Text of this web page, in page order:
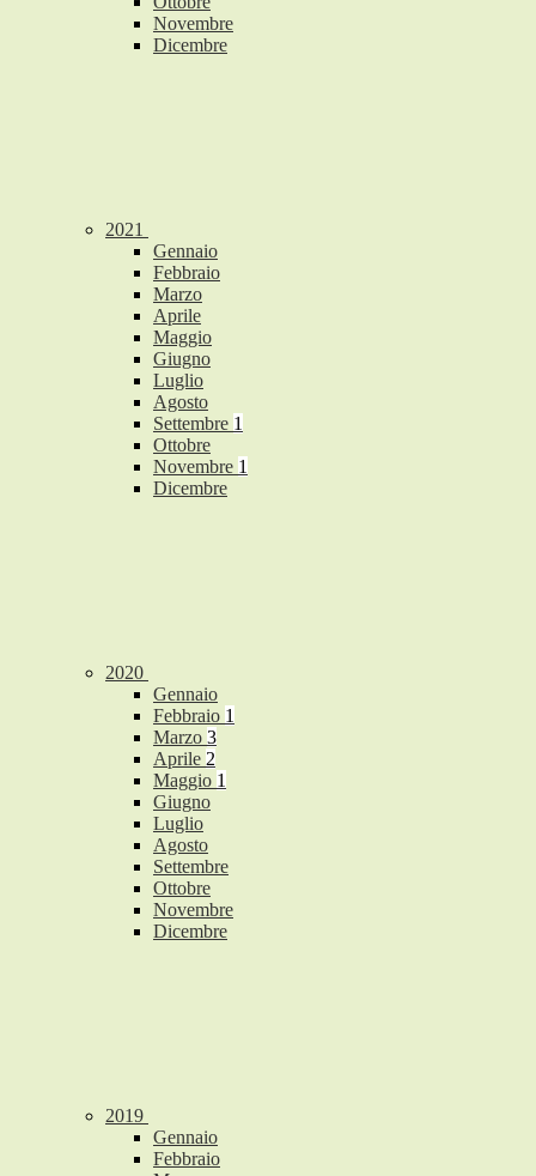
Novembre
Dicembre
2021
Gennaio
Febbraio
Marzo
Aprile
Maggio
Giugno
Luglio
Agosto
Settembre 1
Ottobre
Novembre 1
Dicembre
2020
Gennaio
Febbraio 1
Marzo 3
Aprile 2
Maggio 1
Giugno
Luglio
Agosto
Settembre
Ottobre
Novembre
Dicembre
2019
Gennaio
Febbraio